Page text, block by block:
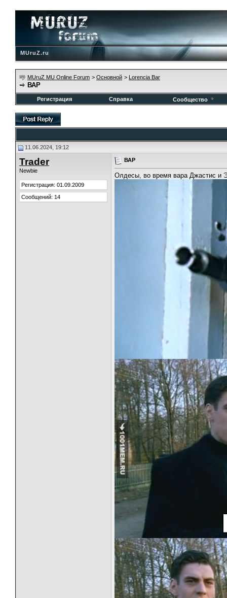
MUruZ.ru
MUruZ MU Online Forum > Основной > Lorencia Bar
ВАР
Регистрация Справка Сообщество
11.06.2024, 19:12
Trader
Newbie
Регистрация: 01.09.2009
Сообщений: 14
ВАР
Олдесы, во время вара Джастис и